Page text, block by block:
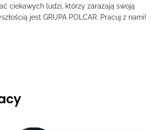
ciekawych ludzi, którzy zarażają swoją
jest GRUPA POLCAR. Pracuj z nami!